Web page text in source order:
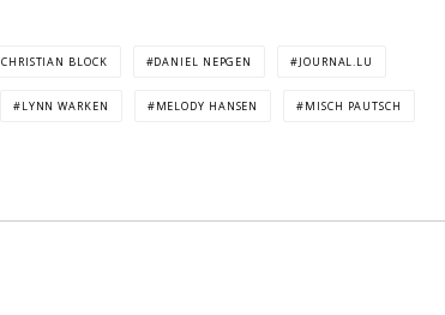
CHRISTIAN BLOCK DANIEL NEPGEN JOURNAL.LU
LYNN WARKEN MELODY HANSEN MISCH PAUTSCH